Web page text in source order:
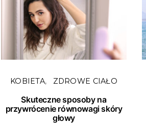
KOBIETA ZDROWE CIAŁO
Skuteczne sposoby na
przywrócenie równowagi skóry
głowy